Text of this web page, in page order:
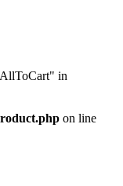
in
on line